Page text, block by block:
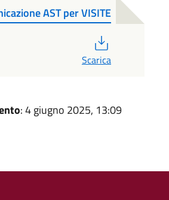
AST per VISITE
Scarica
: 4 giugno 2025, 13:09